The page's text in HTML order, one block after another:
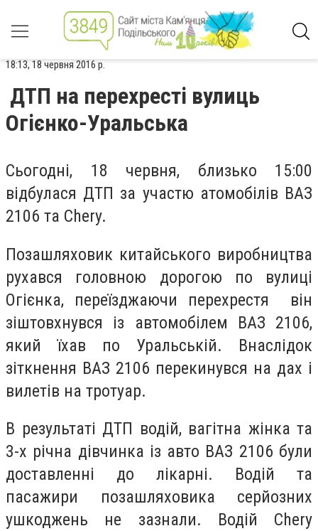
18:13, 18 червня 2016 р.
ДТП на перехресті вулиць
Огієнко-Уральська
Сьогодні, 18 червня, близько 15:00
відбулася ДТП за участю атомобілів ВАЗ
2106 та Chery.
Позашляховик китайського виробництва
рухався головною дорогою по вулиці
Огієнка, переїзджаючи перехрестя він
зіштовхнувся із автомобілем ВАЗ 2106,
який їхав по Уральській. Внаслідок
зіткнення ВАЗ 2106 перекинувся на дах і
вилетів на тротуар.
В результаті ДТП водій, вагітна жінка та
3-х річна дівчинка із авто ВАЗ 2106 були
доставленні до лікарні. Водій та
пасажири позашляховика серйозних
ушкоджень не зазнали. Водій Chery